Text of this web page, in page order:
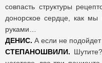
совпасть структуры
донорское сердце, как
руками…
ДЕНИС. А если не
СТЕПАНОШВИЛИ.